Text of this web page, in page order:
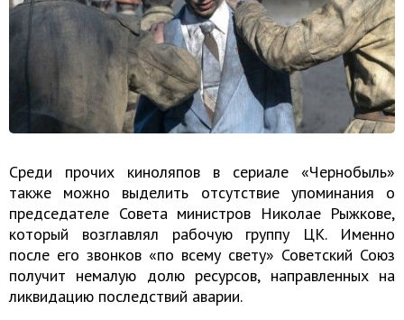
Среди прочих киноляпов в сериале «Чернобыль»
также можно выделить отсутствие упоминания о
председателе Совета министров Николае Рыжкове,
который возглавлял рабочую группу ЦК. Именно
после его звонков «по всему свету» Советский Союз
получит немалую долю ресурсов, направленных на
ликвидацию последствий аварии.